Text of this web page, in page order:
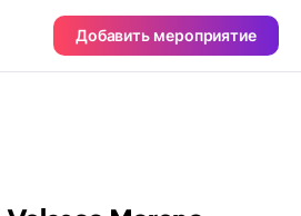
Добавить мероприятие